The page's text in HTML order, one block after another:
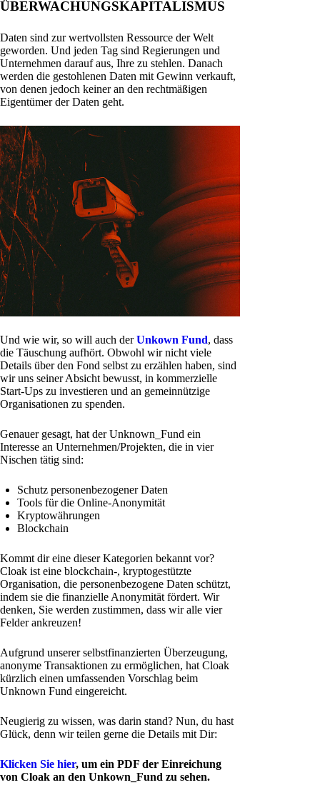
ÜBERWACHUNGSKAPITALISMUS
Daten sind zur wertvollsten Ressource der Welt
geworden. Und jeden Tag sind Regierungen und
Unternehmen darauf aus, Ihre zu stehlen. Danach
werden die gestohlenen Daten mit Gewinn verkauft,
von denen jedoch keiner an den rechtmäßigen
Eigentümer der Daten geht.
Und wie wir, so will auch derUnkown Fund, dass
die Täuschung aufhört. Obwohl wir nicht viele
Details über den Fond selbst zu erzählen haben, sind
wir uns seiner Absicht bewusst, in kommerzielle
Start-Ups zu investieren und an gemeinnützige
Organisationen zu spenden.
Genauer gesagt, hat der Unknown_Fund ein
Interesse an Unternehmen/Projekten, die in vier
Nischen tätig sind:
Schutz personenbezogener Daten
Tools für die Online-Anonymität
Kryptowährungen
Blockchain
Kommt dir eine dieser Kategorien bekannt vor?
Cloak ist eine blockchain-, kryptogestützte
Organisation, die personenbezogene Daten schützt,
indem sie die finanzielle Anonymität fördert. Wir
denken, Sie werden zustimmen, dass wir alle vier
Felder ankreuzen!
Aufgrund unserer selbstfinanzierten Überzeugung,
anonyme Transaktionen zu ermöglichen, hat Cloak
kürzlich einen umfassenden Vorschlag beim
Unknown Fund eingereicht.
Neugierig zu wissen, was darin stand? Nun, du hast
Glück, denn wir teilen gerne die Details mit Dir:
Klicken Sie hier, um ein PDF der Einreichung
von Cloak an den Unkown_Fund zu sehen.